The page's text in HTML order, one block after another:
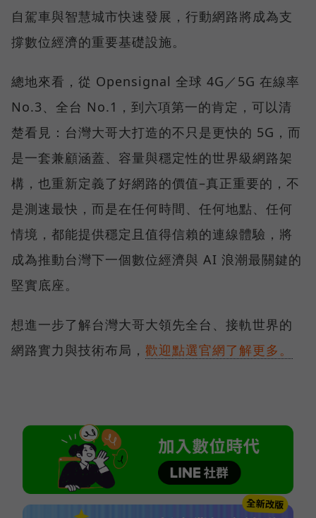
自駕車與智慧城市快速發展，行動網路將成為支
撐數位經濟的重要基礎設施。
總地來看，從 Opensignal 全球 4G／5G 在線率
No.3、全台 No.1，到六項第一的肯定，可以清
楚看見：台灣大哥大打造的不只是更快的 5G，而
是一套兼顧涵蓋、容量與穩定性的世界級網路架
構，也重新定義了好網路的價值–真正重要的，不
是測速最快，而是在任何時間、任何地點、任何
情境，都能提供穩定且值得信賴的連線體驗，將
成為推動台灣下一個數位經濟與 AI 浪潮最關鍵的
堅實底座。
想進一步了解台灣大哥大領先全台、接軌世界的
網路實力與技術布局， 歡迎點選官網了解更多。